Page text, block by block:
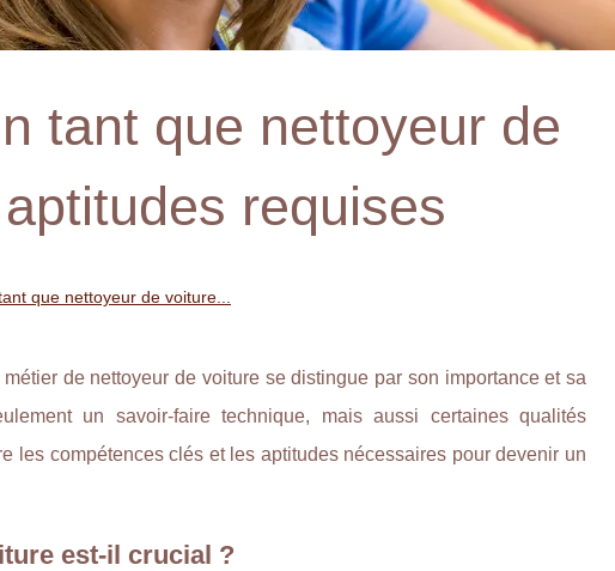
tant que nettoyeur de
requises
que nettoyeur de voiture...
de nettoyeur de voiture se distingue par son importance et sa
un savoir-faire technique, mais aussi certaines qualités
les compétences clés et les aptitudes nécessaires pour devenir un
est-il crucial ?